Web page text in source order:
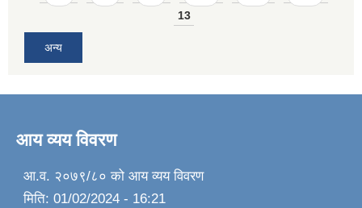
13
अन्य
आय व्यय विवरण
आ.व. २०७९/८० को आय व्यय विवरण
मिति: 01/02/2024 - 16:21